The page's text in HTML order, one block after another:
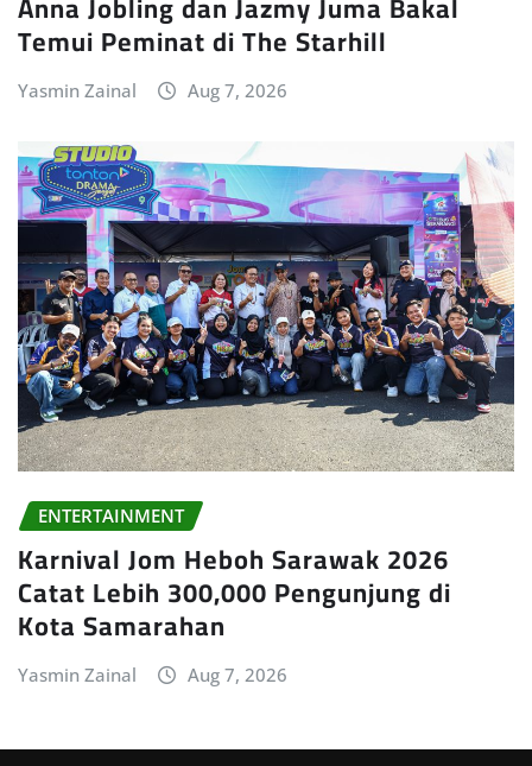
Temui Peminat di The Starhill
Yasmin Zainal Aug 7, 2026
ENTERTAINMENT
Karnival Jom Heboh Sarawak 2026
Catat Lebih 300,000 Pengunjung di
Kota Samarahan
Yasmin Zainal Aug 7, 2026